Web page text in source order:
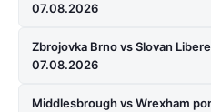
07.08.2026
Zbrojovka Brno vs Slovan
07.08.2026
Middlesbrough vs Wrexham